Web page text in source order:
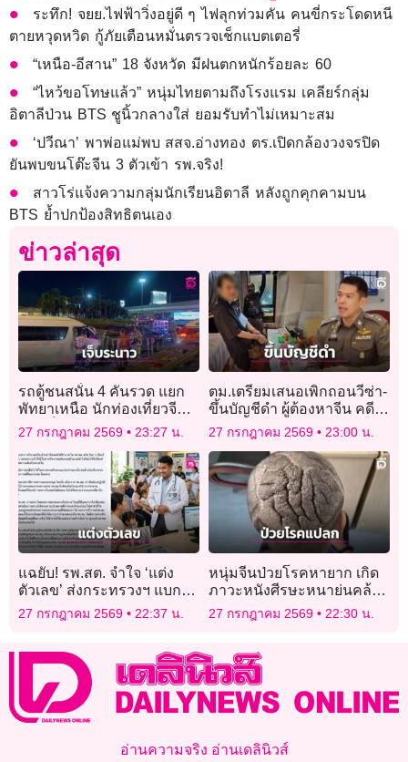
ระทึก! จยย.ไฟฟ้าวิ่งอยู่ดี ๆ ไฟลุกท่วมคัน คนขี่กระโดดหนี
ตายหวุดหวิด กู้ภัยเตือนหมั่นตรวจเช็กแบตเตอรี่
“เหนือ-อีสาน” 18 จังหวัด มีฝนตกหนักร้อยละ 60
“ไหว้ขอโทษแล้ว” หนุ่มไทยตามถึงโรงแรม เคลียร์กลุ่ม
อิตาลีป่วน BTS ชูนิ้วกลางใส่ ยอมรับทำไม่เหมาะสม
‘ปวีณา’ พาพ่อแม่พบ สสจ.อ่างทอง ตร.เปิดกล้องวงจรปิด
ยันพบขนโต๊ะจีน 3 ตัวเข้า รพ.จริง!
สาวโร่แจ้งความกลุ่มนักเรียนอิตาลี หลังถูกคุกคามบน
BTS ย้ำปกป้องสิทธิตนเอง
ข่าวล่าสุด
รถตู้ชนสนั่น 4 คันรวด แยก
พัทยาเหนือ นักท่องเที่ยวจีน-
ดูไบเจ็บระนาว
27 กรกฎาคม 2569 23:27 น.
ตม.เตรียมเสนอเพิกถอนวีซ่า-
ขึ้นบัญชีดำ ผู้ต้องหาจีน คดี
โรงแรมทุนสีเทา
27 กรกฎาคม 2569 23:00 น.
แฉยับ! รพ.สต. จำใจ ‘แต่ง
ตัวเลข’ ส่งกระทรวงฯ แบก
KPI ไม่ไหว โดนขู่ตัดงบ!
27 กรกฎาคม 2569 22:37 น.
หนุ่มจีนป่วยโรคหายาก เกิด
ภาวะหนังศีรษะหนาย่นคล้าย
“สมองมนุษย์”
27 กรกฎาคม 2569 22:30 น.
อ่านความจริง อ่านเดลินิวส์